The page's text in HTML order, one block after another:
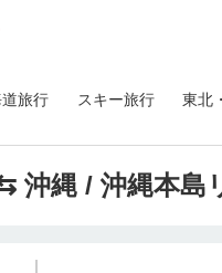
旅行 スキー旅行 東北
沖縄 / 沖縄本島